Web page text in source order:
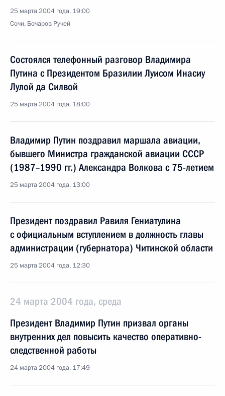
25 марта 2004 года, 19:00
Сочи, Бочаров Ручей
Состоялся телефонный разговор Владимира
Путина с Президентом Бразилии Луисом Инасиу
Лулой да Силвой
25 марта 2004 года, 18:00
Владимир Путин поздравил маршала авиации,
бывшего Министра гражданской авиации СССР
(1987–1990 гг.) Александра Волкова с 75-летием
25 марта 2004 года, 13:00
Президент поздравил Равиля Гениатулина
с официальным вступлением в должность главы
администрации (губернатора) Читинской области
25 марта 2004 года, 12:30
24 марта 2004 года, среда
Президент Владимир Путин призвал органы
внутренних дел повысить качество оперативно-
следственной работы
24 марта 2004 года, 17:49